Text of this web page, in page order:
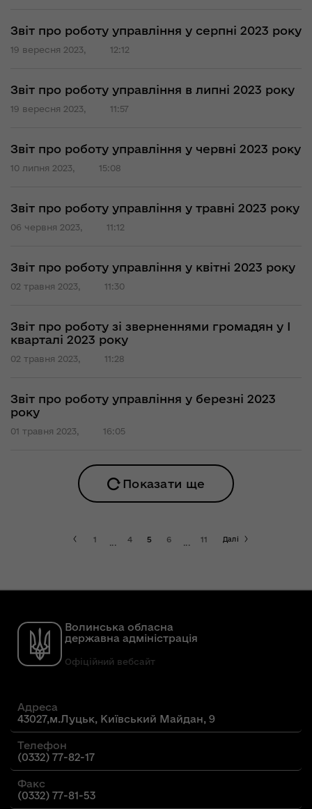
Звіт про роботу управління у серпні 2023 року
19 вересня 2023, 12:12
Звіт про роботу управління в липні 2023 року
19 вересня 2023, 11:57
Звіт про роботу управління у червні 2023 року
10 липня 2023, 15:08
Звіт про роботу управління у травні 2023 року
06 червня 2023, 11:12
Звіт про роботу управління у квітні 2023 року
02 травня 2023, 11:30
Звіт про роботу зі зверненнями громадян у І
кварталі 2023 року
02 травня 2023, 11:28
Звіт про роботу управління у березні 2023
року
01 травня 2023, 16:05
Показати ще
1 ... 4 5 6 ... 11 Далі
Волинська обласна
державна адміністрація
Офіційний вебсайт
Адреса
43027,м.Луцьк, Київський Майдан, 9
Телефон
(0332) 77-82-17
Факс
(0332) 77-81-53